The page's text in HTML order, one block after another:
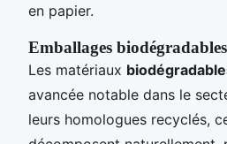
en papier.
Emballages biodégradables
Les matériaux
avancée notable dans le
leurs homologues recyclés,